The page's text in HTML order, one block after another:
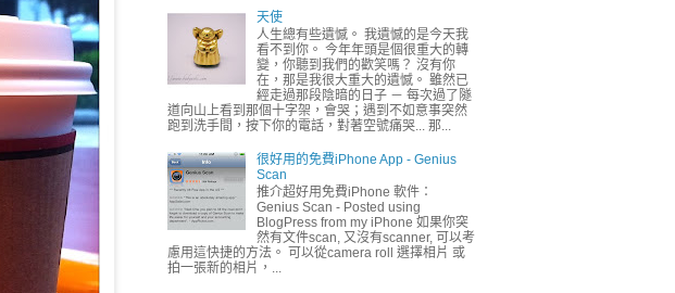
天使
人生總有些遺憾。 我遺憾的是今天我
看不到你。 今年年頭是個很重大的轉
變，你聽到我們的歡笑嗎？ 沒有你
在，那是我很大重大的遺憾。 雖然已
經走過那段陰暗的日子 － 每次過了隧
道向山上看到那個十字架，會哭；遇到不如意事突然
跑到洗手間，按下你的電話，對著空號痛哭... 那...
很好用的免費iPhone App - Genius
Scan
推介超好用免費iPhone 軟件：
Genius Scan - Posted using
BlogPress from my iPhone 如果你突
然有文件scan, 又沒有scanner, 可以考
慮用這快捷的方法。 可以從camera roll 選擇相片 或
拍一張新的相片，...